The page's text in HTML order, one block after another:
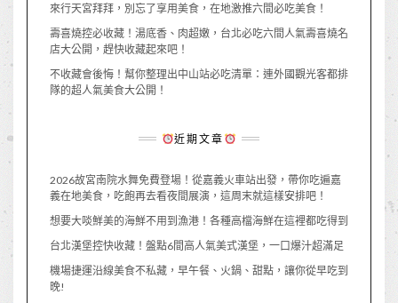
來行天宮拜拜，別忘了享用美食，在地激推六間必吃美食！
壽喜燒控必收藏！湯底香、肉超嫩，台北必吃六間人氣壽喜燒名
店大公開，趕快收藏起來吧！
不收藏會後悔！幫你整理出中山站必吃清單：連外國觀光客都排
隊的超人氣美食大公開！
近期文章
2026故宮南院水舞免費登場！從嘉義火車站出發，帶你吃遍嘉
義在地美食，吃飽再去看夜間展演，這周末就這樣安排吧！
想要大啖鮮美的海鮮不用到漁港！各種高檔海鮮在這裡都吃得到
台北漢堡控快收藏！盤點6間高人氣美式漢堡，一口爆汁超滿足
機場捷運沿線美食不私藏，早午餐、火鍋、甜點，讓你從早吃到
晚!